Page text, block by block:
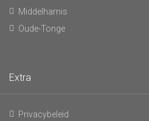
Middelharnis
Oude-Tonge
Extra
Privacybeleid